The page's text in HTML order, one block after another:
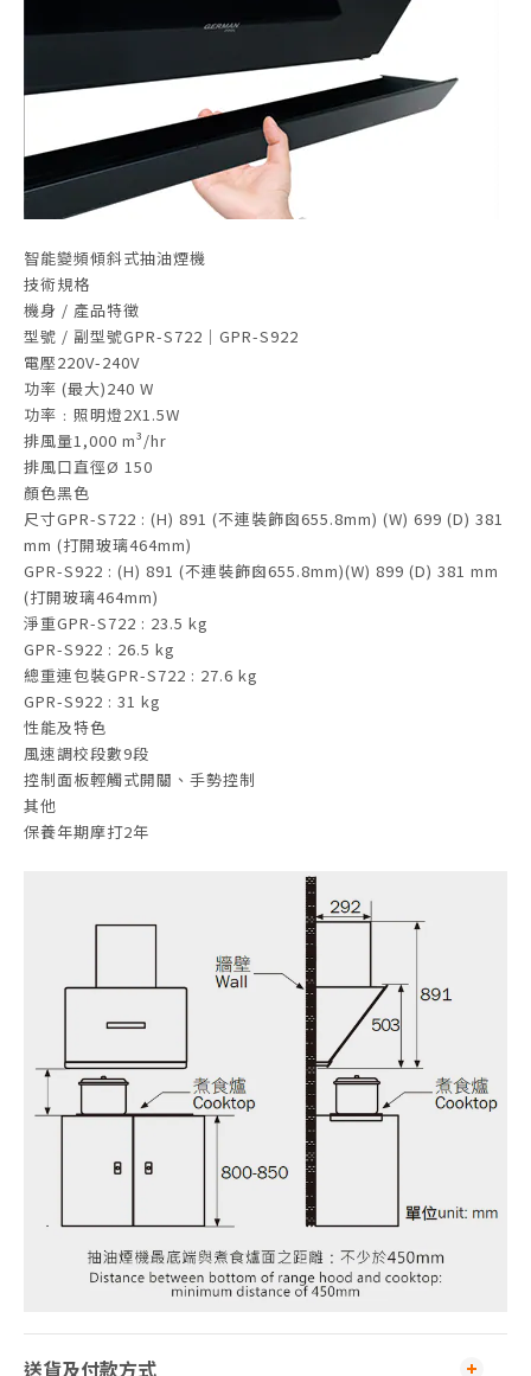
智能變頻傾斜式抽油煙機
技術規格
機身 / 產品特徵
型號 / 副型號GPR-S722｜GPR-S922
電壓220V-240V
功率 (最大)240 W
功率﹕照明燈2X1.5W
排風量1,000 m³/hr
排風口直徑Ø 150
顏色黑色
尺寸GPR-S722 : (H) 891 (不連裝飾囪655.8mm) (W) 699 (D) 381
mm (打開玻璃464mm)
GPR-S922 : (H) 891 (不連裝飾囪655.8mm)(W) 899 (D) 381 mm
(打開玻璃464mm)
淨重GPR-S722 : 23.5 kg
GPR-S922 : 26.5 kg
總重連包裝GPR-S722 : 27.6 kg
GPR-S922 : 31 kg
性能及特色
風速調校段數9段
控制面板輕觸式開關、手勢控制
其他
保養年期摩打2年
送貨及付款方式